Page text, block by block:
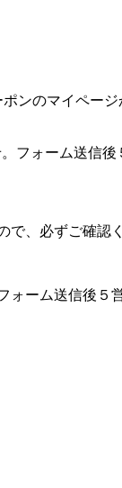
ンのマイページ
フォーム送信
、必ずご確認
ォーム送信後５